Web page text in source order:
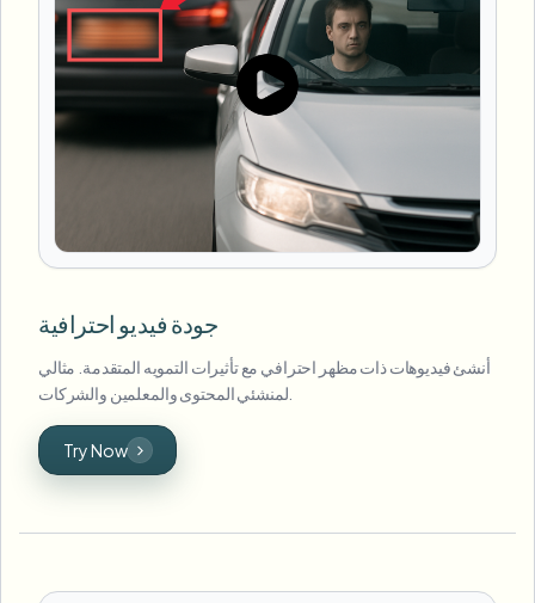
جودة فيديو احترافية
أنشئ فيديوهات ذات مظهر احترافي مع تأثيرات التمويه المتقدمة. مثالي
Try Now